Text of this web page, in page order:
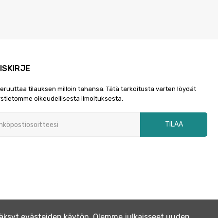
tilauksen milloin tahansa. Tätä tarkoitusta varten löydät
oikeudellisesta ilmoituksesta.
TILAA